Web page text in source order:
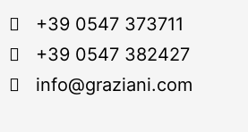
+39 0547 373711
+39 0547 382427
info@graziani.com